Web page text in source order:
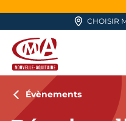
CHOISIR
CMA Nouvelle-
Évènements